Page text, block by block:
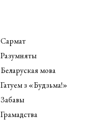
Сармат
Разумняты
Беларуская мова
Гатуем з «Будзьма!»
Забавы
Грамадства